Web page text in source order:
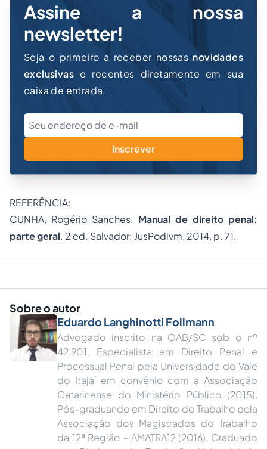
Assine a nossa
newsletter!
Seja o primeiro a receber nossas novidades
exclusivas e recentes diretamente em sua
caixa de entrada.
Inscrever
REFERÊNCIA:
CUNHA, Rogério Sanches. Manual de direito penal:
parte geral. 2 ed. Salvador: JusPodivm, 2014, p. 71.
Sobre o autor
Eduardo Langhinotti Follmann
Advogado inscrito na OAB/SC sob o nº
42.901. Especialista em Direito Penal e
Processual Penal pela Universidade do Vale
do Itajaí em convênio com a Associação
Catarinense do Ministério Público (2015).
Pós-graduando em Direito do Trabalho pela
Associação dos Magistrados do Trabalho
da 12ª Região - AMATRA12 (2016). Graduado